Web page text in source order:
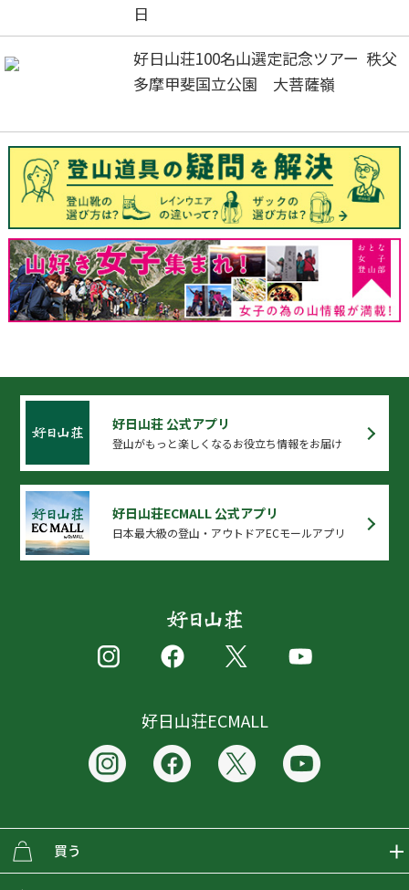
日
好日山荘100名山選定記念ツアー 秩父
多摩甲斐国立公園 大菩薩嶺
好日山荘 公式アプリ
登山がもっと楽しくなるお役立ち情報をお届け
好日山荘ECMALL 公式アプリ
日本最大級の登山・アウトドアECモールアプリ
好日山荘ECMALL
買う